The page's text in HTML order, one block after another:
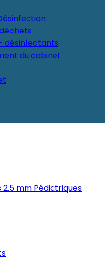
désinfectants
du cabinet
mm Pédiatriques